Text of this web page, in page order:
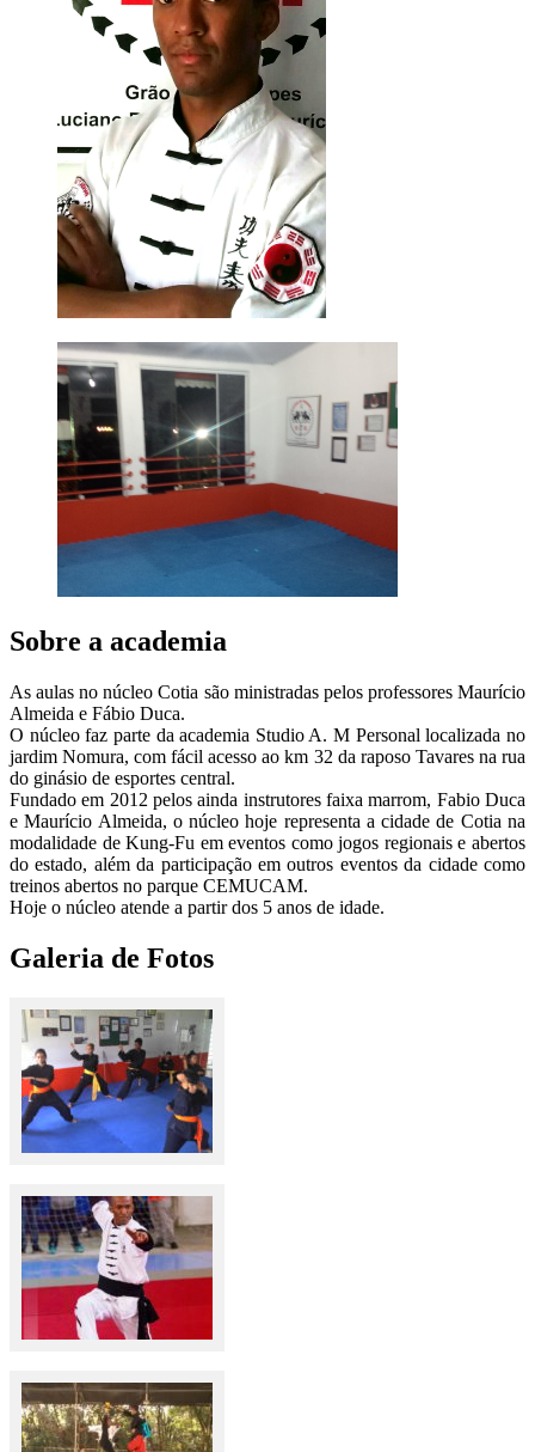
Sobre a academia
As aulas no núcleo Cotia são ministradas pelos professores Maurício
Almeida e Fábio Duca.
O núcleo faz parte da academia Studio A. M Personal localizada no
jardim Nomura, com fácil acesso ao km 32 da raposo Tavares na rua
do ginásio de esportes central.
Fundado em 2012 pelos ainda instrutores faixa marrom, Fabio Duca
e Maurício Almeida, o núcleo hoje representa a cidade de Cotia na
modalidade de Kung-Fu em eventos como jogos regionais e abertos
do estado, além da participação em outros eventos da cidade como
treinos abertos no parque CEMUCAM.
Hoje o núcleo atende a partir dos 5 anos de idade.
Galeria de Fotos